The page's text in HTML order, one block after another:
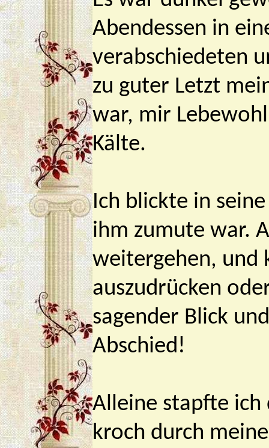
Abendessen in
verabschiedeten
zu guter Letzt
war, mir
Kälte.
Ich blickte in
ihm zumute war.
weitergehen, und
auszudrücken
sagender Blick
Abschied!
Alleine stapfte ich
kroch durch